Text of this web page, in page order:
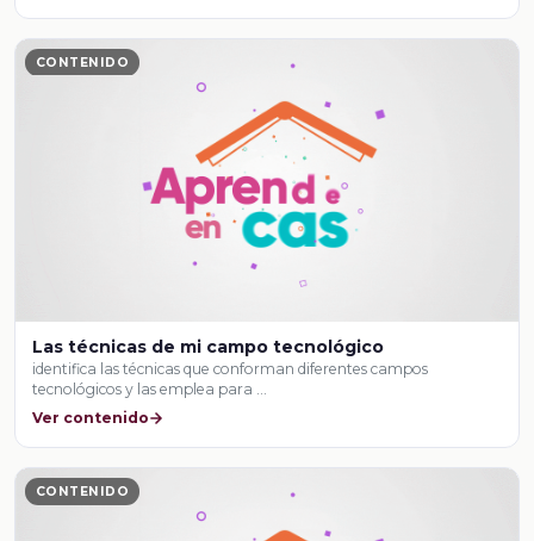
CONTENIDO
Las técnicas de mi campo tecnológico
identifica las técnicas que conforman diferentes campos
tecnológicos y las emplea para …
Ver contenido
CONTENIDO